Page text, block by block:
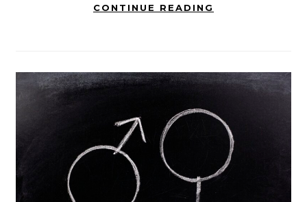
CONTINUE READING